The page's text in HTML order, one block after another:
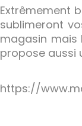
Extrêmement
sublimeront
magasin mais
propose aussi
https://